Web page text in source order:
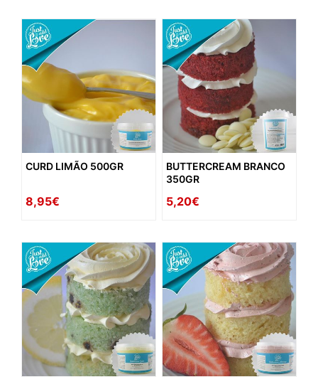
CURD LIMÃO 500GR
8,95€
BUTTERCREAM BRANCO
350GR
5,20€